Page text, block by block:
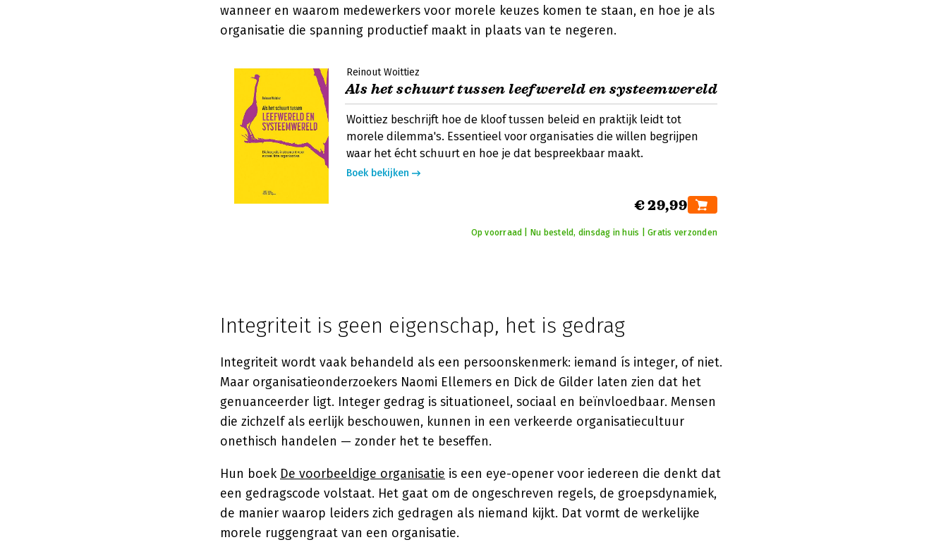
wanneer en waarom medewerkers voor morele keuzes komen te staan, en hoe je als
organisatie die spanning productief maakt in plaats van te negeren.
Reinout Woittiez
Als het schuurt tussen leefwereld en systeemwereld
Woittiez beschrijft hoe de kloof tussen beleid en praktijk leidt tot
morele dilemma's. Essentieel voor organisaties die willen begrijpen
waar het écht schuurt en hoe je dat bespreekbaar maakt.
Boek bekijken
€ 29,99
Op voorraad | Nu besteld, dinsdag in huis | Gratis verzonden
Integriteit is geen eigenschap, het is gedrag
Integriteit wordt vaak behandeld als een persoonskenmerk: iemand ís integer, of niet.
Maar organisatieonderzoekers Naomi Ellemers en Dick de Gilder laten zien dat het
genuanceerder ligt. Integer gedrag is situationeel, sociaal en beïnvloedbaar. Mensen
die zichzelf als eerlijk beschouwen, kunnen in een verkeerde organisatiecultuur
onethisch handelen — zonder het te beseffen.
Hun boek De voorbeeldige organisatie is een eye-opener voor iedereen die denkt dat
een gedragscode volstaat. Het gaat om de ongeschreven regels, de groepsdynamiek,
de manier waarop leiders zich gedragen als niemand kijkt. Dat vormt de werkelijke
morele ruggengraat van een organisatie.